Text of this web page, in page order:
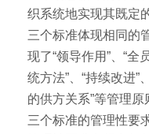
织系统地实现其既定
三个标准体现相同的
现了“领导作用”、“全
统方法”、“持续改进”
的供方关系”等管理原
三个标准的管理性要